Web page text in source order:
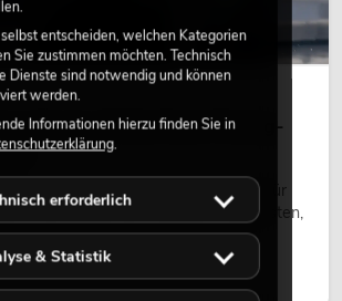
Heads: Wetterfeste Moving-
sind bewegliche Scheinwerfer für
Sie werden bei Festivals, Stadtfesten,
Architekturinszenierungen und
eingesetzt.
entscheiden, welchen Kategorien
Sie zustimmen möchten. Technisch
Dienste sind notwendig und können
werden.
Informationen hierzu finden Sie in
.
erforderlich
& Statistik